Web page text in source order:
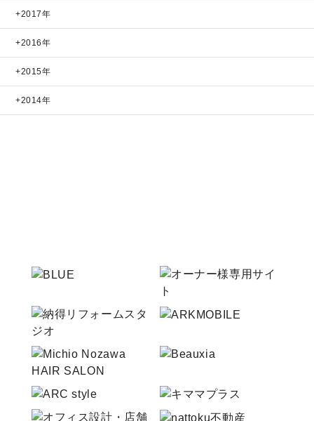
2017年
2016年
2015年
2014年